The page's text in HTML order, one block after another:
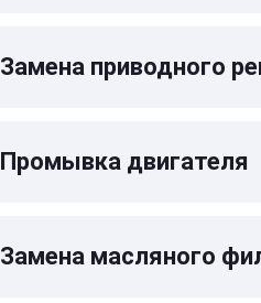
Замена приводного
Промывка двигателя
Замена масляного